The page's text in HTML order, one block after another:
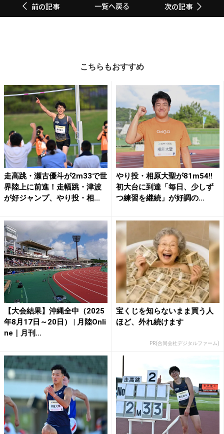
前の記事 一覧へ戻る 次の記事
こちらもおすすめ
走高跳・瀬古優斗が2m33で世
界陸上に前進！走幅跳・津波
が好ジャンプ、やり投・相...
やり投・相原大聖が81m54!!
初大台に到達「毎日、少しず
つ練習を継続」が好調の...
【大会結果】沖縄全中（2025
年8月17日～20日） | 月陸Onli
ne｜月刊...
宝くじを知らないまま買う人
ほど、外れ続けます
PR(合同会社デジタルファーム)